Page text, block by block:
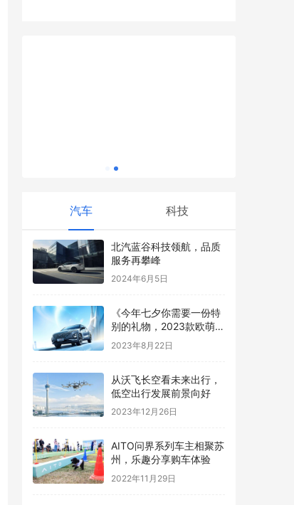
汽车 科技
​北汽蓝谷科技领航，品质
服务再攀峰
2024年6月5日
《今年七夕你需要一份特
别的礼物，2023款欧萌达
浪漫之选》
2023年8月22日
从沃飞长空看未来出行，
低空出行发展前景向好
2023年12月26日
AITO问界系列车主相聚苏
州，乐趣分享购车体验
2022年11月29日